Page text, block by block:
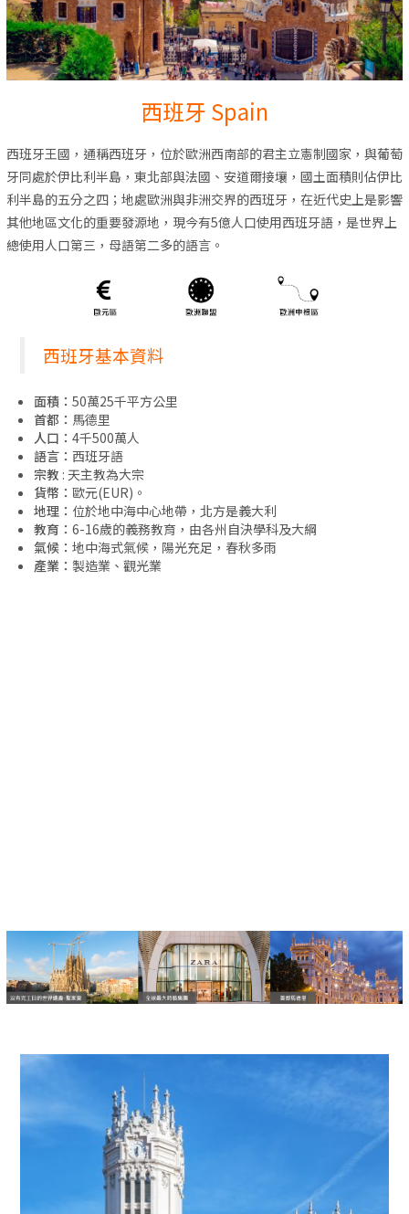
西班牙 Spain
西班牙王國，通稱西班牙，位於歐洲西南部的君主立憲制國家，與葡萄
牙同處於伊比利半島，東北部與法國、安道爾接壤，國土面積則佔伊比
利半島的五分之四；地處歐洲與非洲交界的西班牙，在近代史上是影響
其他地區文化的重要發源地，現今有5億人口使用西班牙語，是世界上
總使用人口第三，母語第二多的語言。
西班牙基本資料
面積： 50萬25千平方公里
首都： 馬德里
人口： 4千500萬人
語言： 西班牙語
宗教 : 天主教為大宗
貨幣： 歐元(EUR)。
地理： 位於地中海中心地帶，北方是義大利
教育： 6-16歲的義務教育，由各州自決學科及大綱
氣候： 地中海式氣候，陽光充足，春秋多雨
產業： 製造業、觀光業